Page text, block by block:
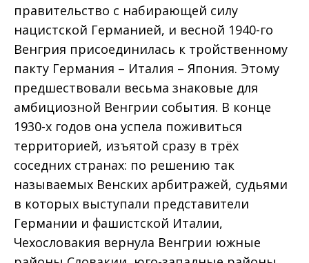
правительство с набирающей силу
нацистской Германией, и весной 1940-го
Венгрия присоединилась к тройственному
пакту Германия – Италия – Япония. Этому
предшествовали весьма знаковые для
амбициозной Венгрии события. В конце
1930-х годов она успела поживиться
территорией, изъятой сразу в трёх
соседних странах: по решению так
называемых Венских арбитражей, судьями
в которых выступали представители
Германии и фашистской Италии,
Чехословакия вернула Венгрии южные